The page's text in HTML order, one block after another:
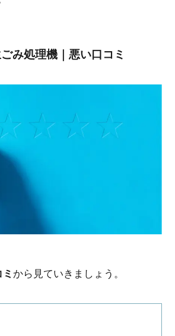
み処理機｜悪い口コミ
から見ていきましょう。